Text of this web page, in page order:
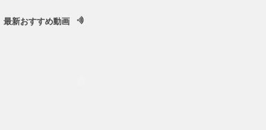
最新おすすめ動画